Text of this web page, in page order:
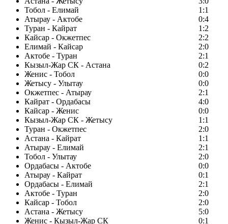
Тобол - Елимай
1:1
Атырау - Актобе
0:4
Туран - Кайрат
1:2
Кайсар - Окжетпес
2:2
Елимай - Кайсар
2:0
Актобе - Туран
2:1
Кызыл-Жар СК - Астана
0:2
Женис - Тобол
0:0
Жетысу - Улытау
0:0
Окжетпес - Атырау
2:1
Кайрат - Ордабасы
4:0
Кайсар - Женис
0:0
Кызыл-Жар СК - Жетысу
1:1
Туран - Окжетпес
2:0
Астана - Кайрат
1:1
Атырау - Елимай
2:1
Тобол - Улытау
2:0
Ордабасы - Актобе
0:0
Атырау - Кайрат
0:1
Ордабасы - Елимай
2:1
Актобе - Туран
2:0
Кайсар - Тобол
2:0
Астана - Жетысу
5:0
Женис - Кызыл-Жар СК
0:1